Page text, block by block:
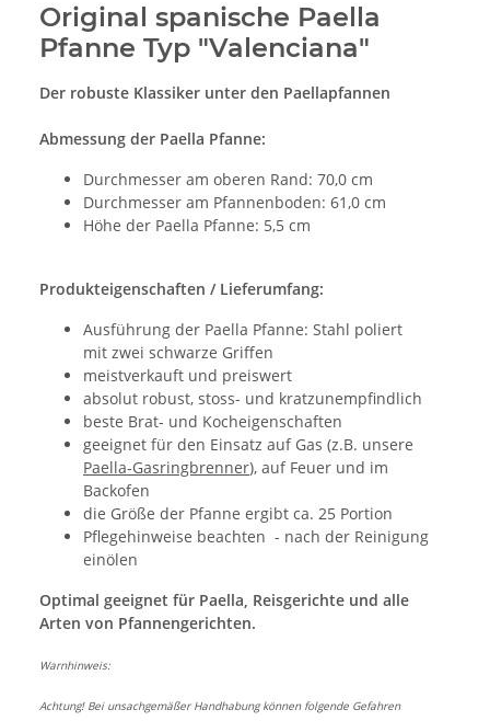
Original spanische Paella
Pfanne Typ "Valenciana"
Der robuste Klassiker unter den Paellapfannen
Abmessung der Paella Pfanne:
Durchmesser am oberen Rand: 70,0 cm
Durchmesser am Pfannenboden: 61,0 cm
Höhe der Paella Pfanne: 5,5 cm
Produkteigenschaften / Lieferumfang:
Ausführung der Paella Pfanne: Stahl poliert
mit zwei schwarze Griffen
meistverkauft und preiswert
absolut robust, stoss- und kratzunempfindlich
beste Brat- und Kocheigenschaften
geeignet für den Einsatz auf Gas (z.B. unsere
Paella-Gasringbrenner), auf Feuer und im
Backofen
die Größe der Pfanne ergibt ca. 25 Portion
Pflegehinweise beachten - nach der Reinigung
einölen
Optimal geeignet für Paella, Reisgerichte und alle
Arten von Pfannengerichten.
Warnhinweis:
Achtung! Bei unsachgemäßer Handhabung können folgende Gefahren